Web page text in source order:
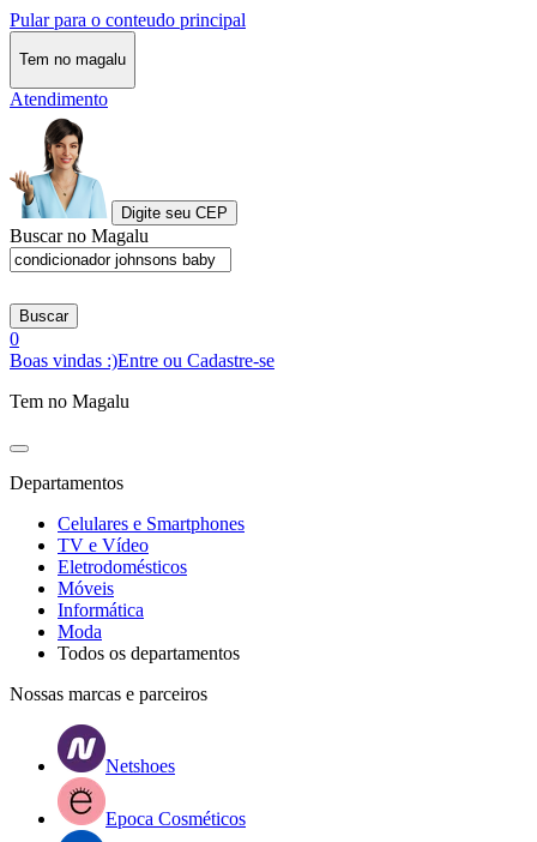
Pular para o conteudo principal
Tem no magalu
Atendimento
Digite seu CEP
Buscar no Magalu
Buscar
0
Boas vindas :)Entre ou Cadastre-se
Tem no Magalu
Departamentos
Celulares e Smartphones
TV e Vídeo
Eletrodomésticos
Móveis
Informática
Moda
Todos os departamentos
Nossas marcas e parceiros
Netshoes
Epoca Cosméticos